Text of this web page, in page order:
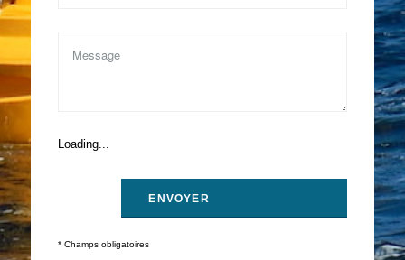
Loading...
* Champs obligatoires